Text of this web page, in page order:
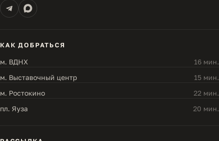
КАК ДОБРАТЬСЯ
м. ВДНХ
16 мин.
м. Выставочный центр
15 мин.
м. Ростокино
22 мин.
пл. Яуза
20 мин.